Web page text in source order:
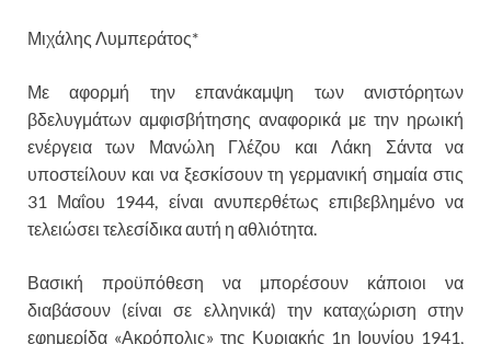
Μιχάλης Λυμπεράτος*
Με αφορμή την επανάκαμψη των ανιστόρητων
βδελυγμάτων αμφισβήτησης αναφορικά με την ηρωική
ενέργεια των Μανώλη Γλέζου και Λάκη Σάντα να
υποστείλουν και να ξεσκίσουν τη γερμανική σημαία στις
31 Μαΐου 1944, είναι ανυπερθέτως επιβεβλημένο να
τελειώσει τελεσίδικα αυτή η αθλιότητα.
Βασική προϋπόθεση να μπορέσουν κάποιοι να
διαβάσουν (είναι σε ελληνικά) την καταχώριση στην
εφημερίδα «Ακρόπολις» της Κυριακής 1η Ιουνίου 1941,